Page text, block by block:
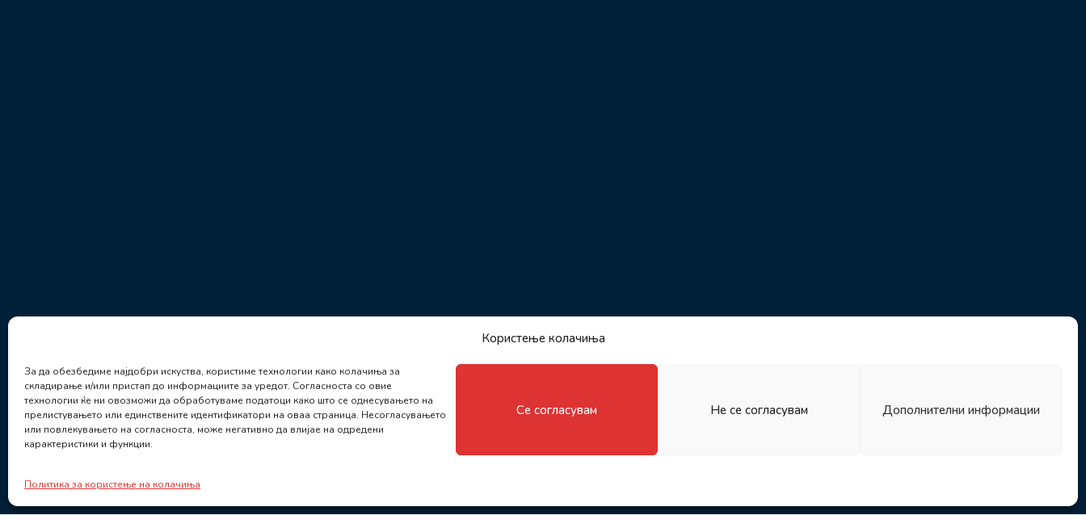
Користење колачиња
За да обезбедиме најдобри искуства, користиме технологии како колачиња за
складирање и/или пристап до информациите за уредот. Согласноста со овие
технологии ќе ни овозможи да обработуваме податоци како што се однесувањето на
прелистувањето или единствените идентификатори на оваа страница. Несогласувањето
или повлекувањето на согласноста, може негативно да влијае на одредени
карактеристики и функции.
Се согласувам Не се согласувам Дополнителни информации
Политика за користење на колачиња